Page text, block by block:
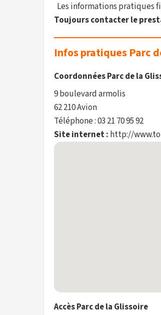
Les informations pratiques
Toujours contacter le
Infos pratiques Parc
Coordonnées Parc de la
9 boulevard armolis
62 210 Avion
Téléphone : 03 21 70 95 92
Site internet : http://
Accès Parc de la Glissoire